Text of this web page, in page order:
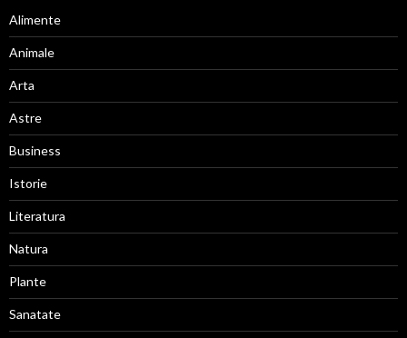
Alimente
Animale
Arta
Astre
Business
Istorie
Literatura
Natura
Plante
Sanatate